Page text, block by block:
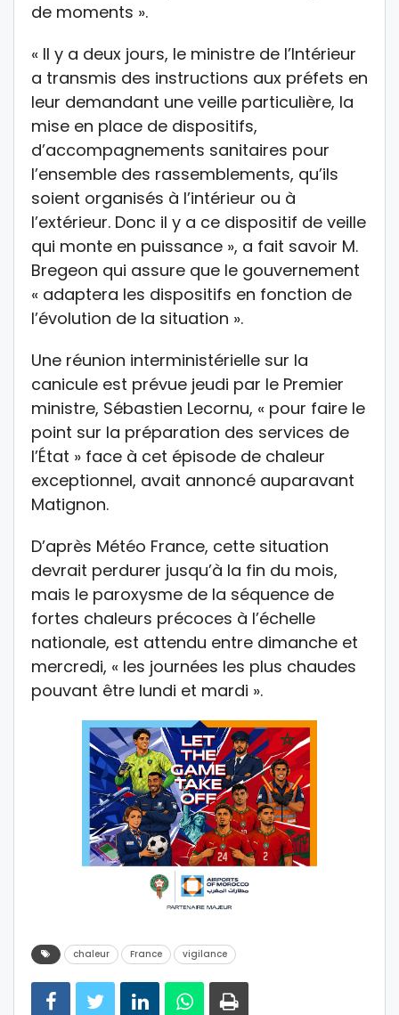
de moments ».
« Il y a deux jours, le ministre de l’Intérieur
a transmis des instructions aux préfets en
leur demandant une veille particulière, la
mise en place de dispositifs,
d’accompagnements sanitaires pour
l’ensemble des rassemblements, qu’ils
soient organisés à l’intérieur ou à
l’extérieur. Donc il y a ce dispositif de veille
qui monte en puissance », a fait savoir M.
Bregeon qui assure que le gouvernement
« adaptera les dispositifs en fonction de
l’évolution de la situation ».
Une réunion interministérielle sur la
canicule est prévue jeudi par le Premier
ministre, Sébastien Lecornu, « pour faire le
point sur la préparation des services de
l’État » face à cet épisode de chaleur
exceptionnel, avait annoncé auparavant
Matignon.
D’après Météo France, cette situation
devrait perdurer jusqu’à la fin du mois,
mais le paroxysme de la séquence de
fortes chaleurs précoces à l’échelle
nationale, est attendu entre dimanche et
mercredi, « les journées les plus chaudes
pouvant être lundi et mardi ».
chaleur France vigilance